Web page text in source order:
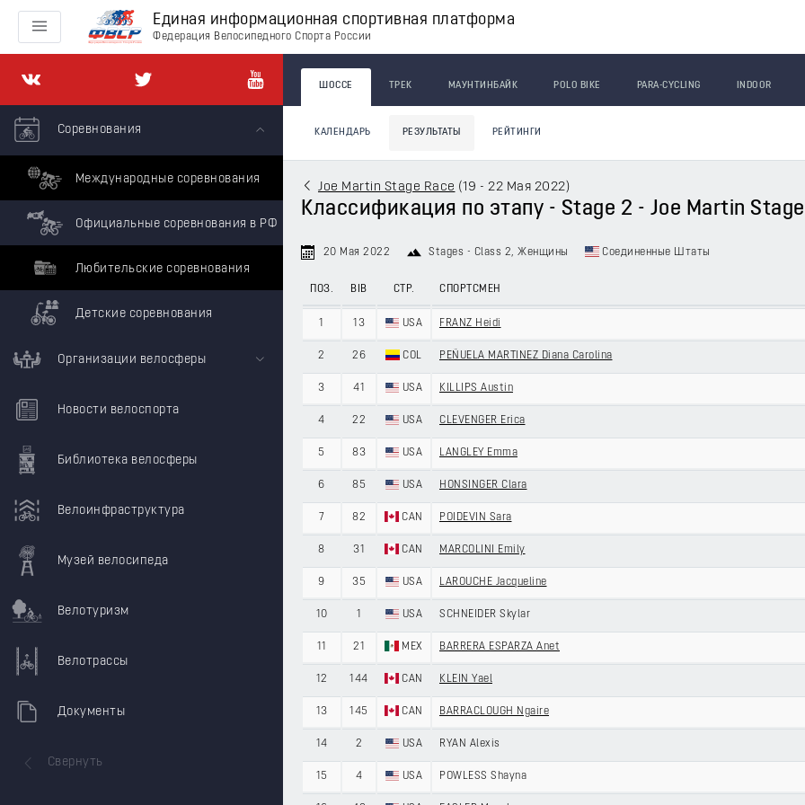
Единая информационная спортивная платформа
Федерация Велосипедного Спорта России
Соревнования
Международные соревнования
Официальные соревнования в РФ
Любительские соревнования
Детские соревнования
Организации велосферы
Новости велоспорта
Библиотека велосферы
Велоинфраструктура
Музей велосипеда
Велотуризм
Велотрассы
Документы
Свернуть
ШОССЕ ТРЕК МАУНТИНБАЙК POLO BIKE PARA-CYCLING INDOOR
КАЛЕНДАРЬ РЕЗУЛЬТАТЫ РЕЙТИНГИ
Joe Martin Stage Race (19 - 22 Мая 2022)
Классификация по этапу - Stage 2 - Joe Martin
20 Мая 2022 Stages - Class 2, Женщины Соединенные Штаты
ПОЗ. BIB СТР. СПОРТСМЕН
1 13 USA FRANZ Heidi
2 26 COL PEÑUELA MARTINEZ Diana Carolina
3 41 USA KILLIPS Austin
4 22 USA CLEVENGER Erica
5 83 USA LANGLEY Emma
6 85 USA HONSINGER Clara
7 82 CAN POIDEVIN Sara
8 31 CAN MARCOLINI Emily
9 35 USA LAROUCHE Jacqueline
10 1 USA SCHNEIDER Skylar
11 21 MEX BARRERA ESPARZA Anet
12 144 CAN KLEIN Yael
13 145 CAN BARRACLOUGH Ngaire
14 2 USA RYAN Alexis
15 4 USA POWLESS Shayna